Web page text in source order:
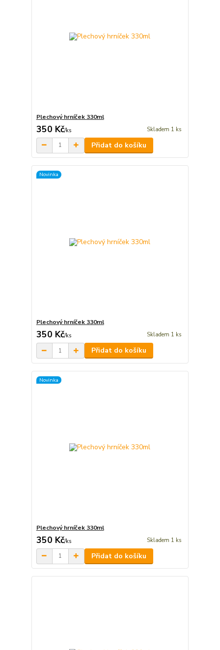
Plechový hrníček 330ml
350 Kč/ks Skladem 1 ks
Přidat do košíku
Novinka
Plechový hrníček 330ml
350 Kč/ks Skladem 1 ks
Přidat do košíku
Novinka
Plechový hrníček 330ml
350 Kč/ks Skladem 1 ks
Přidat do košíku